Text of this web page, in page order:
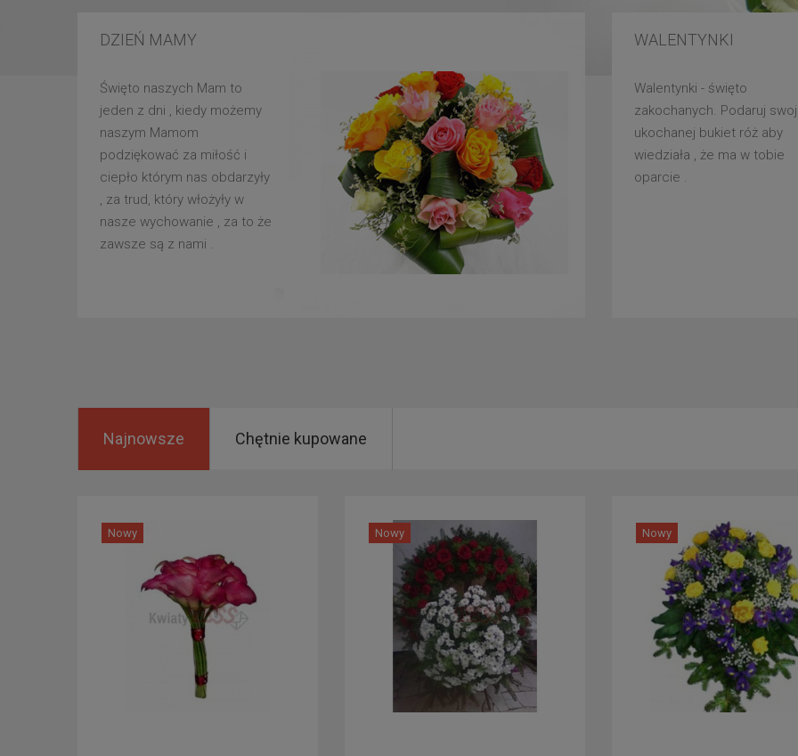
DZIEŃ MAMY
Święto naszych Mam to
jeden z dni , kiedy możemy
naszym Mamom
podziękować za miłość i
ciepło którym nas obdarzyły
, za trud, który włożyły w
nasze wychowanie , za to że
zawsze są z nami .
WALENTYNKI
Walentynki - święto
zakochanych. Podaruj
ukochanej bukiet róż aby
wiedziała , że ma w tobie
oparcie .
Najnowsze Chętnie kupowane
Nowy Nowy Nowy